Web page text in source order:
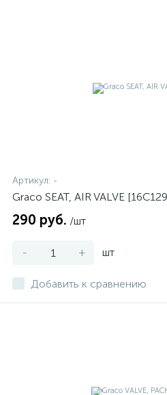
Артикул: -
Graco SEAT, AIR VALVE
290 руб. /шт
- + шт
Добавить к сравнению